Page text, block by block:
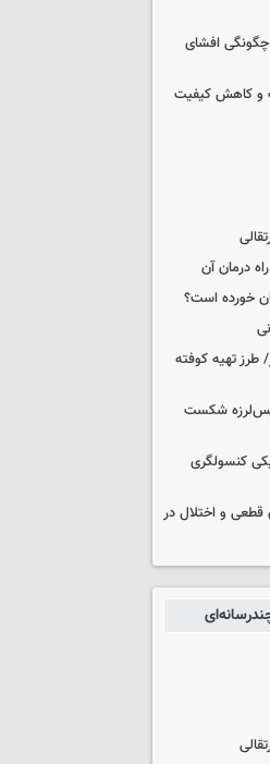
چگونگی افشای
و کاهش کیفیت
درمان آن
خورده است؟
طرز تهیه کوفته
پس‌لرزه شکست
کنسولگری
قطعی و اختلال در